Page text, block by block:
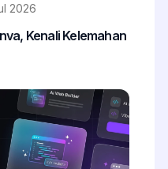
2026
Kenali Kelemahan